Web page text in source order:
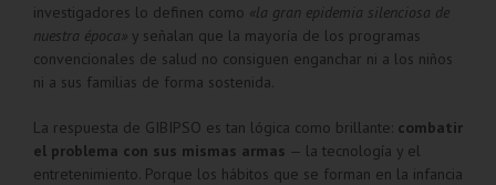
investigadores lo definen como «la gran epidemia silenciosa de
nuestra época»y señalan que la mayoría de los programas
convencionales de salud no consiguen enganchar ni a los niños
ni a sus familias de forma sostenida.
La respuesta de GIBIPSO es tan lógica como brillante: combatir
el problema con sus mismas armas — la tecnología y el
entretenimiento. Porque los hábitos que se forman en la infancia